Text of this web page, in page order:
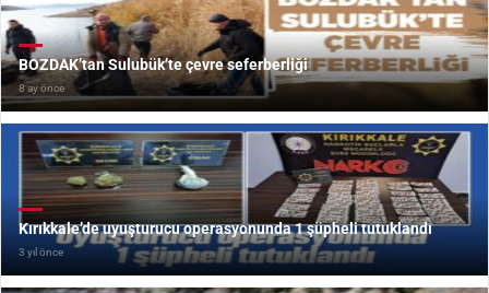
BOZDAK’tan Sulubük’te çevre seferberliği
8 ay önce
Kırıkkale’de uyuşturucu operasyonunda 1 şüpheli tutuklandı
3 yıl önce